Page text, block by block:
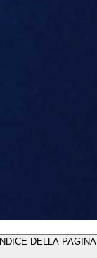
INDICE DELLA PAGINA